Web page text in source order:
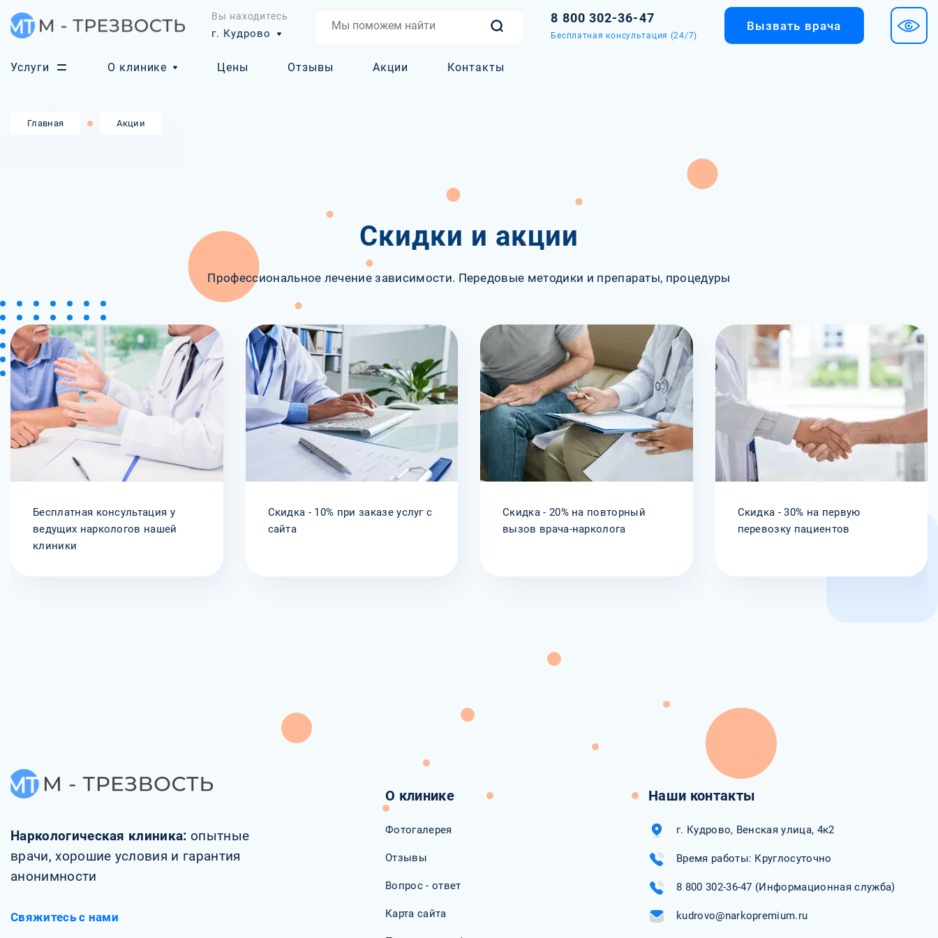
Вы находитесь
г. Кудрово
8 800 302-36-47
Бесплатная консультация (24/7)
Вызвать врача
Услуги О клинике Цены Отзывы Акции Контакты
Главная Акции
Скидки и акции
Профессиональное лечение зависимости. Передовые методики и препараты, процедуры
Бесплатная консультация у
ведущих наркологов нашей
клиники
Скидка - 10% при заказе услуг с
сайта
Скидка - 20% на повторный
вызов врача-нарколога
Скидка - 30% на первую
перевозку пациентов
Наркологическая клиника: опытные
врачи, хорошие условия и гарантия
анонимности
Свяжитесь с нами
О клинике
Фотогалерея
Отзывы
Вопрос - ответ
Карта сайта
Наши контакты
г. Кудрово, Венская улица, 4к2
Время работы: Круглосуточно
8 800 302-36-47 (Информационная служба)
kudrovo@narkopremium.ru